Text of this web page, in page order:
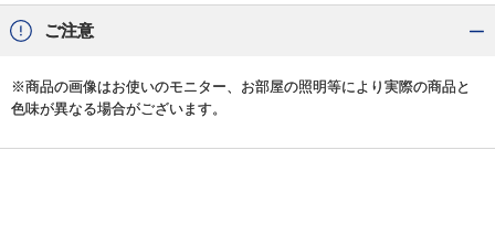
ご注意
※商品の画像はお使いのモニター、お部屋の照明等により実際の商品と
色味が異なる場合がございます。